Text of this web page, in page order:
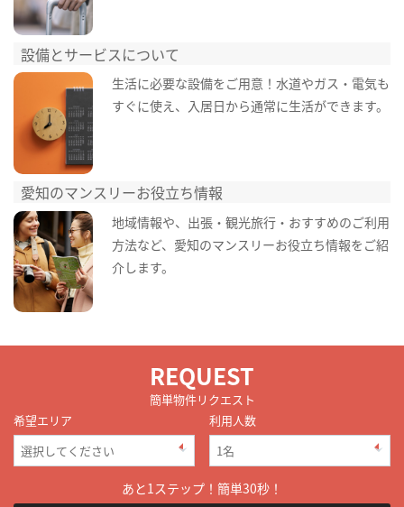
設備とサービスについて
生活に必要な設備をご用意！水道やガス・電気も
すぐに使え、入居日から通常に生活ができます。
愛知のマンスリーお役立ち情報
地域情報や、出張・観光旅行・おすすめのご利用
方法など、愛知のマンスリーお役立ち情報をご紹
介します。
REQUEST
簡単物件リクエスト
希望エリア
利用人数
あと1ステップ！簡単30秒！